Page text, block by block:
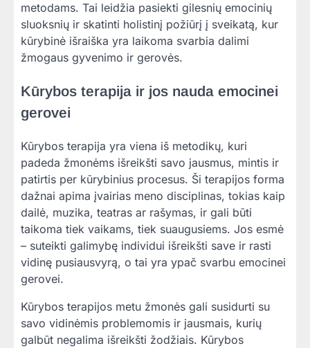
metodams. Tai leidžia pasiekti gilesnių emocinių
sluoksnių ir skatinti holistinį požiūrį į sveikatą, kur
kūrybinė išraiška yra laikoma svarbia dalimi
žmogaus gyvenimo ir gerovės.
Kūrybos terapija ir jos nauda emocinei
gerovei
Kūrybos terapija yra viena iš metodikų, kuri
padeda žmonėms išreikšti savo jausmus, mintis ir
patirtis per kūrybinius procesus. Ši terapijos forma
dažnai apima įvairias meno disciplinas, tokias kaip
dailė, muzika, teatras ar rašymas, ir gali būti
taikoma tiek vaikams, tiek suaugusiems. Jos esmė
– suteikti galimybę individui išreikšti save ir rasti
vidinę pusiausvyrą, o tai yra ypač svarbu emocinei
gerovei.
Kūrybos terapijos metu žmonės gali susidurti su
savo vidinėmis problemomis ir jausmais, kurių
galbūt negalima išreikšti žodžiais. Kūrybos